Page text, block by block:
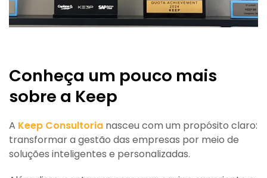
Conheça um pouco mais
sobre a Keep
A Keep Consultoria nasceu com um propósito claro:
transformar a gestão das empresas por meio de
soluções inteligentes e personalizadas.